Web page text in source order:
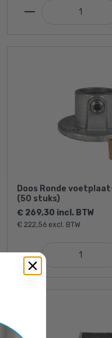
Doos Ronde
(50 stuks)
€ 269,30 incl. BTW
€ 222,56 excl. BTW